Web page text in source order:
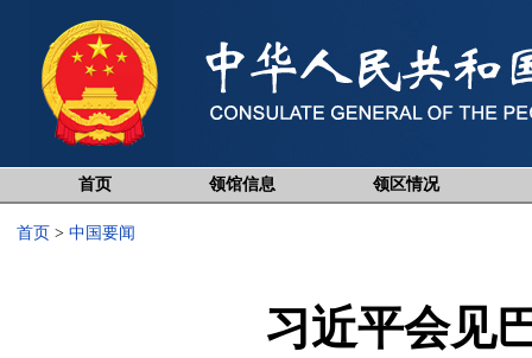
首页 领馆信息 领区情况
首页 > 中国要闻
习近平会见